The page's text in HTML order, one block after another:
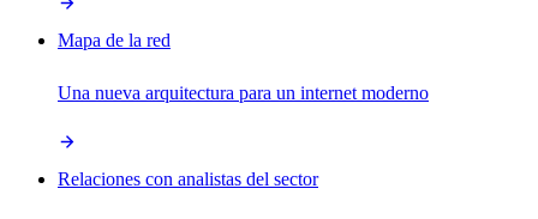
Mapa de la red
Una nueva arquitectura para un internet moderno
Relaciones con analistas del sector